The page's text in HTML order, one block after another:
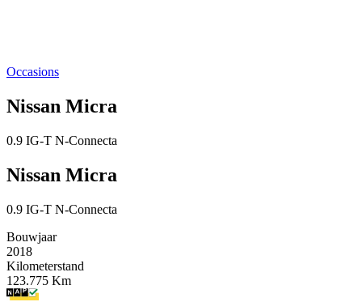
Occasions
Nissan Micra
0.9 IG-T N-Connecta
Nissan Micra
0.9 IG-T N-Connecta
Bouwjaar
2018
Kilometerstand
123.775 Km